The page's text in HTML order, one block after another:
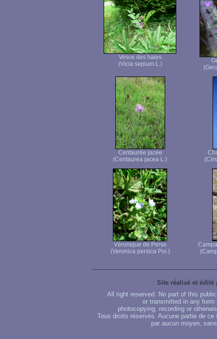
Vesce des haies
(Vicia sepium L.)
Centaurée jacée
(Centaurea jacea L.)
Véronique de Perse
(Veronica persica Poi.)
Site réalisé et édité
All right reserved. No part of this
or transmitted in any
photocopying, recording or
Tous droits réservés. Aucune partie de
par aucun moyen,